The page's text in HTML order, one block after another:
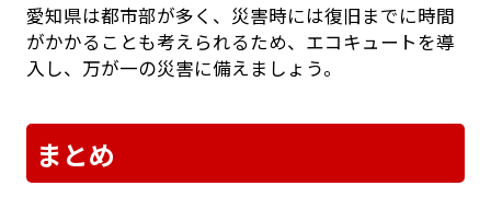
愛知県は都市部が多く、災害時には復旧までに時間
がかかることも考えられるため、エコキュートを導
入し、万が一の災害に備えましょう。
まとめ